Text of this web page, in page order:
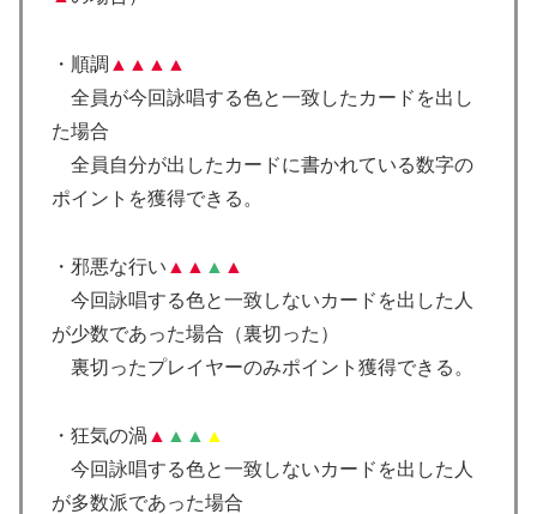
・順調 ▲▲▲▲
全員が今回詠唱する色と一致したカードを出し
た場合
全員自分が出したカードに書かれている数字の
ポイントを獲得できる。
・邪悪な行い ▲▲ ▲ ▲
今回詠唱する色と一致しないカードを出した人
が少数であった場合（裏切った）
裏切ったプレイヤーのみポイント獲得できる。
・狂気の渦 ▲ ▲▲ ▲
今回詠唱する色と一致しないカードを出した人
が多数派であった場合